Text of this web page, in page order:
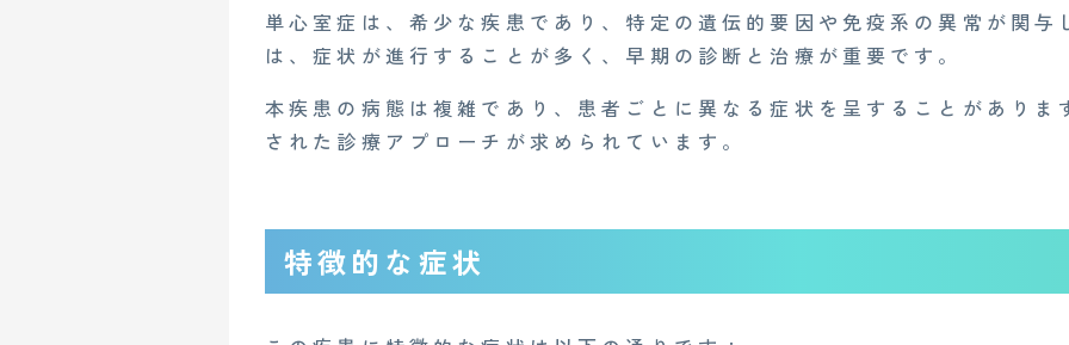
単心室症は、希少な疾患であり、特定の遺伝的要因や免疫系の異常が関与
は、症状が進行することが多く、早期の診断と治療が重要です。
本疾患の病態は複雑であり、患者ごとに異なる症状を呈することがありま
された診療アプローチが求められています。
特徴的な症状